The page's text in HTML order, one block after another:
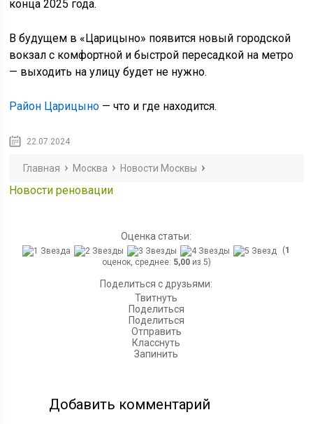
конца 2025 года.
В будущем в «Царицыно» появится новый городской
вокзал с комфортной и быстрой пересадкой на метро
— выходить на улицу будет не нужно.
Район Царицыно — что и где находится.
22.07.2024
Главная Москва Новости Москвы
Новости реновации
Оценка статьи:
(1
оценок, среднее: 5,00из 5)
Поделиться с друзьями:
Твитнуть
Поделиться
Поделиться
Отправить
Класснуть
Запинить
Добавить комментарий